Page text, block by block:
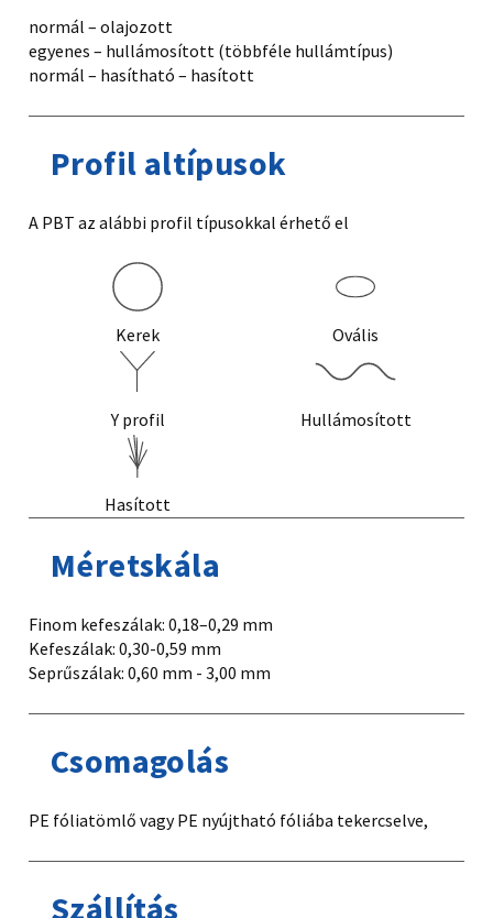
normál – olajozott
egyenes – hullámosított (többféle hullámtípus)
normál – hasítható – hasított
Profil altípusok
A PBT az alábbi profil típusokkal érhető el
Kerek Ovális
Y profil Hullámosított
Hasított
Méretskála
Finom kefeszálak: 0,18–0,29 mm
Kefeszálak: 0,30-0,59 mm
Seprűszálak: 0,60 mm - 3,00 mm
Csomagolás
PE fóliatömlő vagy PE nyújtható fóliába tekercselve,
Szállítás